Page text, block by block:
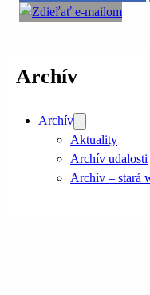
Archív
Archív
Aktuality
Archív udalosti
Archív – stará